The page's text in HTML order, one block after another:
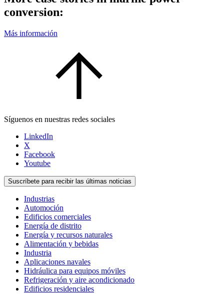
conversion:
Más información
Síguenos en nuestras redes sociales
LinkedIn
X
Facebook
Youtube
Suscríbete para recibir las últimas noticias
Industrias
Automoción
Edificios comerciales
Energía de distrito
Energía y recursos naturales
Alimentación y bebidas
Industria
Aplicaciones navales
Hidráulica para equipos móviles
Refrigeración y aire acondicionado
Edificios residenciales